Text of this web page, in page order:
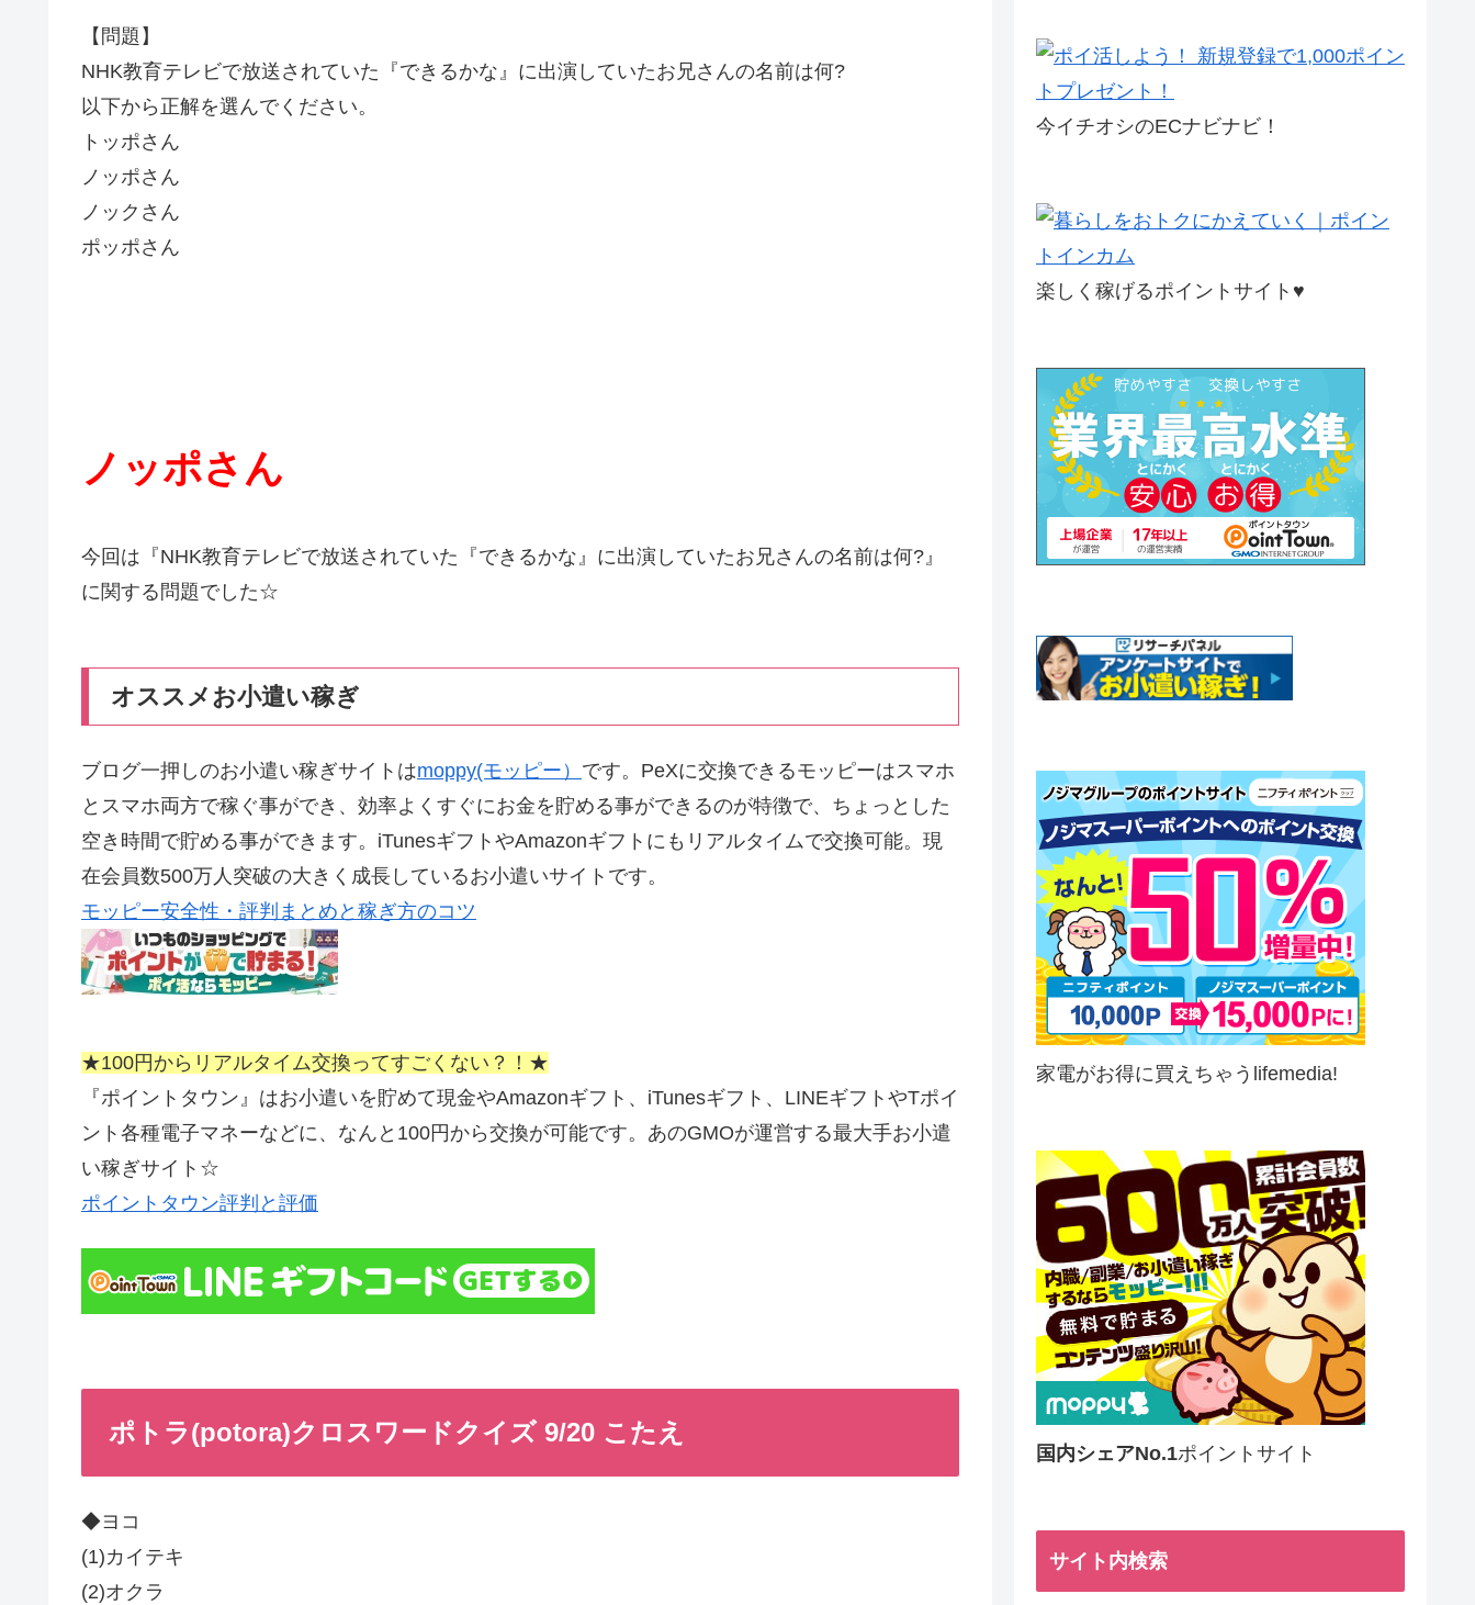
【問題】
NHK教育テレビで放送されていた『できるかな』に出演していたお兄さんの名前は何?
以下から正解を選んでください。
トッポさん
ノッポさん
ノックさん
ポッポさん
ノッポさん
今回は『NHK教育テレビで放送されていた『できるかな』に出演していたお兄さんの名前は何?』
に関する問題でした☆
オススメお小遣い稼ぎ
ブログ一押しのお小遣い稼ぎサイトはmoppy(モッピー） です。PeXに交換できるモッピーはスマホ
とスマホ両方で稼ぐ事ができ、効率よくすぐにお金を貯める事ができるのが特徴で、ちょっとした
空き時間で貯める事ができます。iTunesギフトやAmazonギフトにもリアルタイムで交換可能。現
在会員数500万人突破の大きく成長しているお小遣いサイトです。
モッピー安全性・評判まとめと稼ぎ方のコツ
★100円からリアルタイム交換ってすごくない？！★
『ポイントタウン』はお小遣いを貯めて現金やAmazonギフト、iTunesギフト、LINEギフトやTポイ
ント各種電子マネーなどに、なんと100円から交換が可能です。あのGMOが運営する最大手お小遣
い稼ぎサイト☆
ポイントタウン評判と評価
ポトラ(potora)クロスワードクイズ 9/20 こたえ
◆ヨコ
(1)カイテキ
(2)オクラ
今イチオシのECナビナビ！
楽しく稼げるポイントサイト♥
家電がお得に買えちゃうlifemedia!
国内シェアNo.1ポイントサイト
サイト内検索